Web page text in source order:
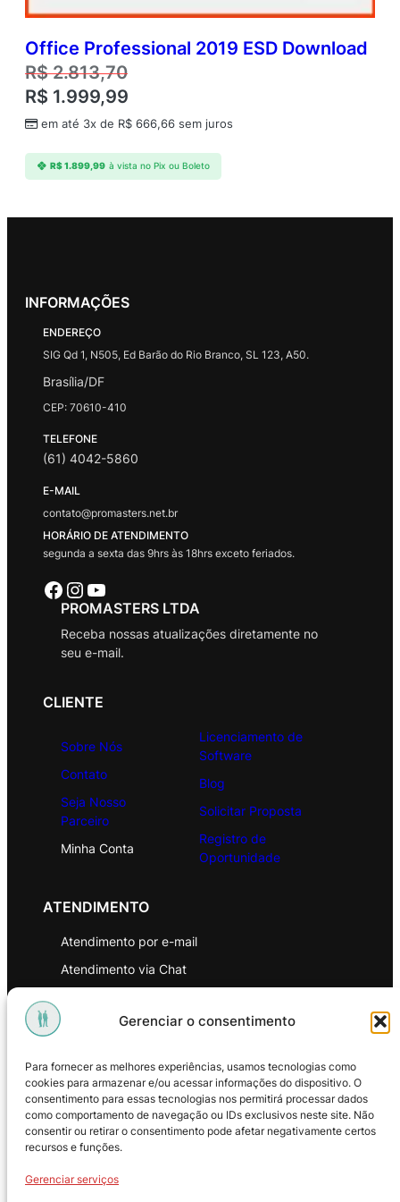
Gerenciar o consentimento
Para fornecer as melhores experiências, usamos tecnologias como
cookies para armazenar e/ou acessar informações do dispositivo. O
consentimento para essas tecnologias nos permitirá processar dados
como comportamento de navegação ou IDs exclusivos neste site. Não
consentir ou retirar o consentimento pode afetar negativamente certos
recursos e funções.
Gerenciar serviços
Office Professional 2019 ESD Download
R$2.813,70
R$ 1.999,99
em até 3x de R$ 666,66 sem juros
R$1.899,99 à vista no Pix ou Boleto
INFORMAÇÕES
ENDEREÇO
SIG Qd 1, N505, Ed Barão do Rio Branco, SL 123, A50.
Brasília/DF
CEP: 70610-410
TELEFONE
(61) 4042-5860
E-MAIL
contato@promasters.net.br
HORÁRIO DE ATENDIMENTO
segunda a sexta das 9hrs às 18hrs exceto feriados.
Facebook Instagram Youtube
PROMASTERS LTDA
Receba nossas atualizações diretamente no
seu e-mail.
CLIENTE
Sobre Nós
Contato
Seja Nosso
Parceiro
Minha Conta
Licenciamento de
Software
Blog
Solicitar Proposta
Registro de
Oportunidade
ATENDIMENTO
Atendimento por e-mail
Atendimento via Chat
Política de Privacidade
Política de Troca e Devoluções
Política de Reembolso